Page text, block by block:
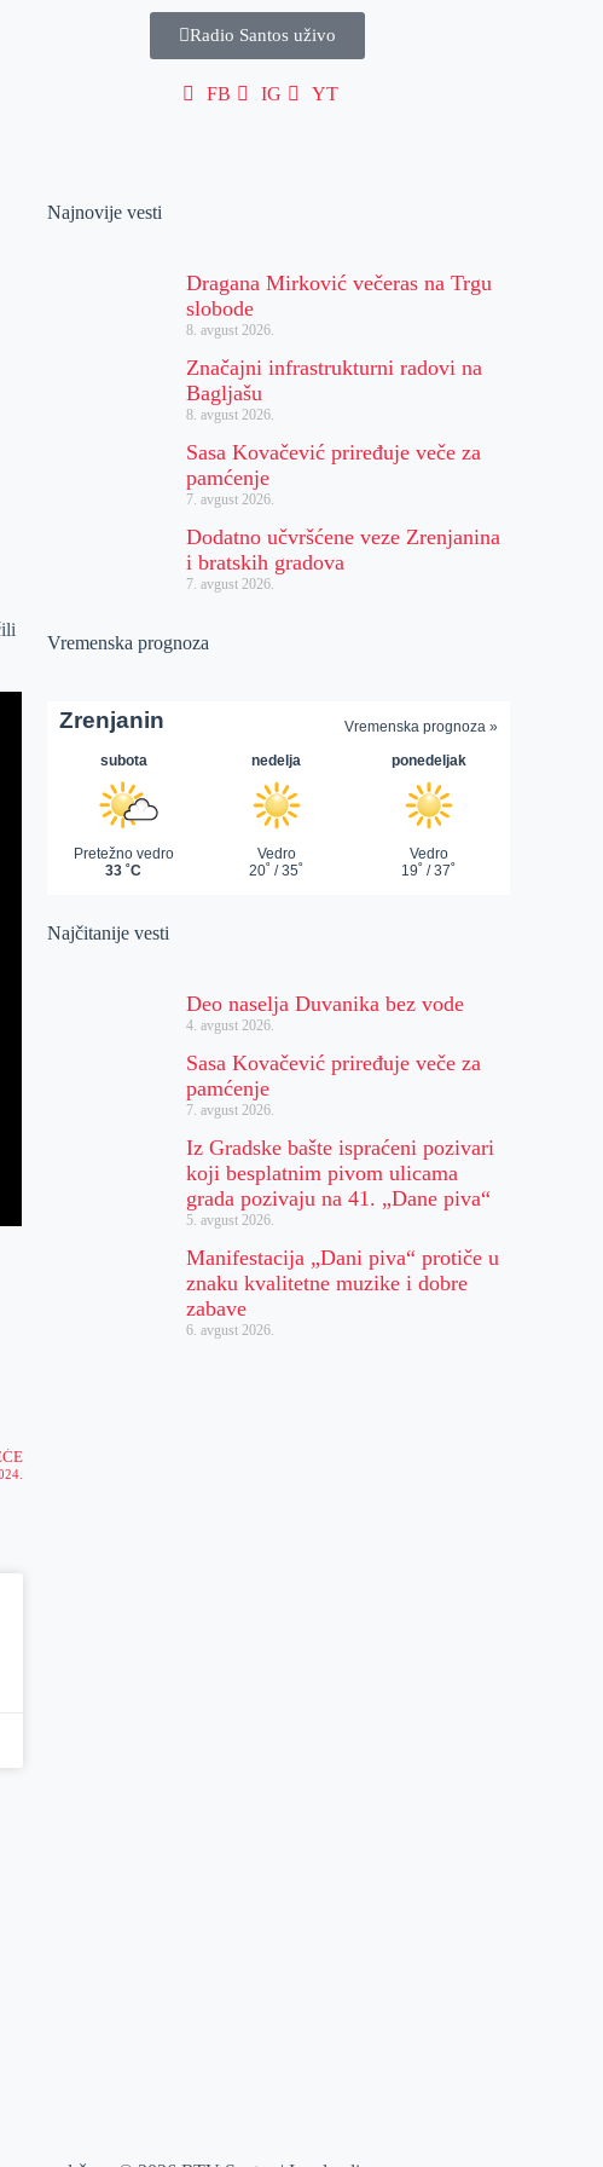
Radio Santos uživo
FB IG YT
Najnovije vesti
Dragana Mirković večeras na Trgu
slobode
8. avgust 2026.
Značajni infrastrukturni radovi na
Bagljašu
8. avgust 2026.
Sasa Kovačević priređuje veče za
pamćenje
7. avgust 2026.
Dodatno učvršćene veze Zrenjanina
i bratskih gradova
7. avgust 2026.
Vremenska prognoza
Najčitanije vesti
Deo naselja Duvanika bez vode
4. avgust 2026.
Sasa Kovačević priređuje veče za
pamćenje
7. avgust 2026.
Iz Gradske bašte ispraćeni pozivari
koji besplatnim pivom ulicama
grada pozivaju na 41. „Dane piva“
5. avgust 2026.
Manifestacija „Dani piva“ protiče u
znaku kvalitetne muzike i dobre
zabave
6. avgust 2026.